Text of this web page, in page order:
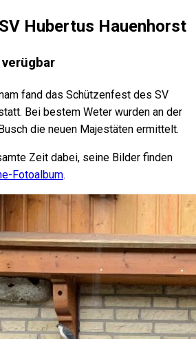
Hubertus Hauenhorst
fand das Schützenfest des SV
Bei bestem Weter wurden an der
die neuen Majestäten ermittelt.
Zeit dabei, seine Bilder finden
Fotoalbum.